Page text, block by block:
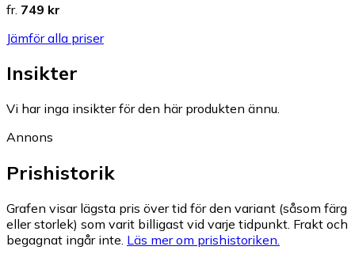
fr. 749 kr
Jämför alla priser
Insikter
Vi har inga insikter för den här produkten ännu.
Annons
Prishistorik
Grafen visar lägsta pris över tid för den variant (såsom färg
eller storlek) som varit billigast vid varje tidpunkt. Frakt och
begagnat ingår inte. Läs mer om prishistoriken.